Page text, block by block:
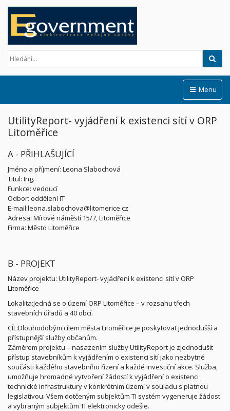
Menu
UtilityReport- vyjádření k existenci sítí v ORP
Litoměřice
A - PŘIHLAŠUJÍCÍ
Jméno a příjmení: Leona Slabochová
Titul: Ing.
Funkce: vedoucí
Odbor: oddělení IT
E-mail:leona.slabochova@litomerice.cz
Adresa: Mírové náměstí 15/7, Litoměřice
Firma: Město Litoměřice
B - PROJEKT
Název projektu: UtilityReport- vyjádření k existenci sítí v ORP
Litoměřice
Lokalita:Jedná se o území ORP Litoměřice – v rozsahu třech
stavebních úřadů a 40 obcí.
CÍL:Dlouhodobým cílem města Litoměřice je poskytovat jednodušší a
přístupnější služby občanům.
Záměrem projektu – nasazením služby UtilityReport je zjednodušit
přístup stavebníkům k vyjádřením o existenci sítí jako nezbytné
součásti každého stavebního řízení a každé investiční akce. Služba,
umožňuje hromadné vytvoření žádostí k vyjádření o existenci
technické infrastruktury v konkrétním území v souladu s platnou
legislativou. Všem dotčeným subjektům TI systém vygeneruje žádost
a vybraným subjektům TI elektronicky odešle.